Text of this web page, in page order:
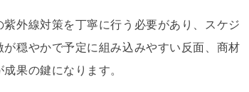
外線対策を丁寧に行う必要があり、スケジ
穏やかで予定に組み込みやすい反面、商材
果の鍵になります。